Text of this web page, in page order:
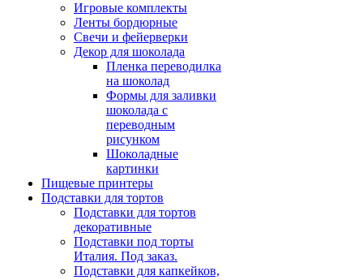
Игровые комплекты
Ленты бордюрные
Свечи и фейерверки
Декор для шоколада
Пленка переводилка
на шоколад
Формы для заливки
шоколада с
переводным
рисунком
Шоколадные
картинки
Пищевые принтеры
Подставки для тортов
Подставки для тортов
декоративные
Подставки под торты
Италия. Под заказ.
Подставки для капкейков,